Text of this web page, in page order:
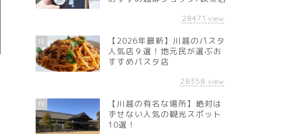
28471 view
18
【2026年最新】川越のパスタ
人気店９選！地元民が選ぶお
すすめパスタ店
28358 view
19
【川越の有名な場所】絶対は
ずせない人気の観光スポット
10選！